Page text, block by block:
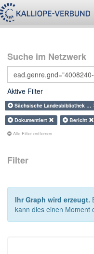
Suche im Netzwerk
Aktive Filter
Sächsische Landesbibliothek …
Dokumentiert
Bericht
Alle Filter entfernen
Filter
Ihr Graph wird erzeugt.
kann dies einen Moment